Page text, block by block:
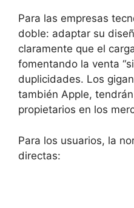
Para las empresas
doble: adaptar su
claramente que el
fomentando la venta
duplicidades. Los
también Apple,
propietarios en los
Para los usuarios, la
directas: